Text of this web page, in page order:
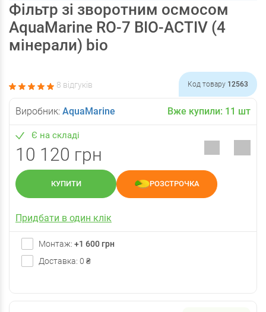
Фільтр зі зворотним осмосом
AquaMarine RO-7 BIO-ACTIV (4
мінерали) bio
8 відгуків Код товару 12563
Виробник: AquaMarine Вже купили: 11 шт
Є на складі
10 120 грн
КУПИТИ РОЗСТРОЧКА
Придбати в один клік
Монтаж: +1 600 грн
Доставка: 0 ₴